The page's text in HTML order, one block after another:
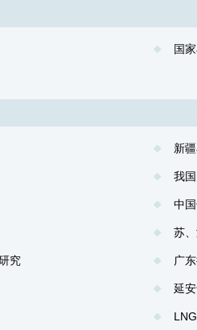
国
新
我
中
苏
究 广
延